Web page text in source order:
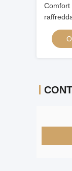
Comfort